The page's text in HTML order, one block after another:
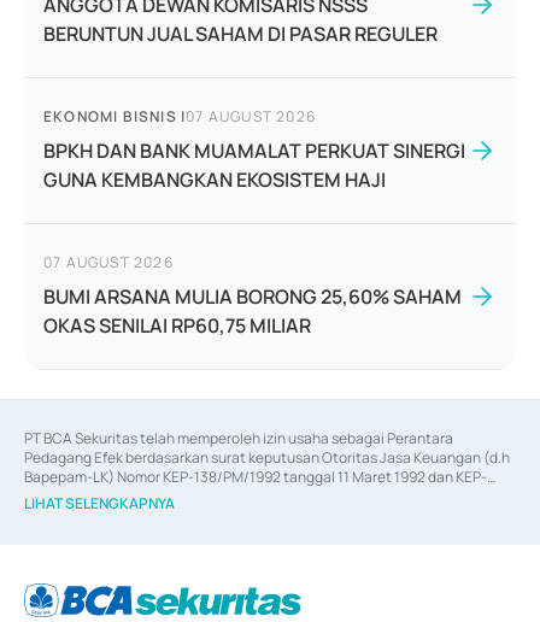
BERUNTUN JUAL SAHAM DI PASAR REGULER
EKONOMI BISNIS |07 AUGUST 2026
BPKH DAN BANK MUAMALAT PERKUAT SINERGI
GUNA KEMBANGKAN EKOSISTEM HAJI
07 AUGUST 2026
BUMI ARSANA MULIA BORONG 25,60% SAHAM
OKAS SENILAI RP60,75 MILIAR
PT BCA Sekuritas telah memperoleh izin usaha sebagai Perantara
Pedagang Efek berdasarkan surat keputusan Otoritas Jasa Keuangan (d.h
Bapepam-LK) Nomor KEP-138/PM/1992 tanggal 11 Maret 1992 dan KEP-
06/D.04/2014 tanggal 28 Februari 2014, izin usaha sebagai Penjamin Emisi
Efek berdasarkan surat keputusan Otoritas Jasa Keuangan Nomor KEP-
berdasarkan surat keputusan Otoritas Jasa Keuangan Nomor S-
67/PM.21/2017 tanggal 3 Februari 2017, dan beberapa izin usaha lainnya
LIHAT SELENGKAPNYA